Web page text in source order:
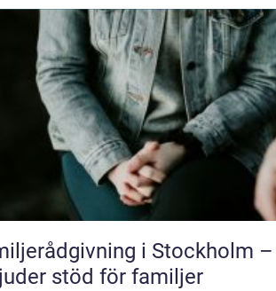
i Stockholm
stöd för familjer